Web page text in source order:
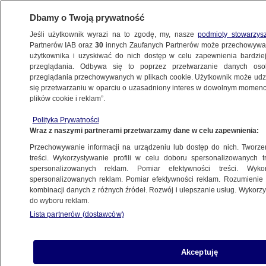
KULTURA I STYL
"Oppenheimera". Nagrody także w rękach
Polaków
Tomasz-Marcin Wrona
18.02.2024, 21:36
Dbamy o Twoją prywatność
Jeśli użytkownik wyrazi na to zgodę, my, naszepodmioty
Partnerów IAB oraz30 innych Zaufanych Partnerów może
użytkownika i uzyskiwać do nich dostęp w celu zapewnienia
przeglądania. Odbywa się to poprzez przetwarzanie danych
przeglądania przechowywanych w plikach cookie. Użytkownik może
się przetwarzaniu w oparciu o uzasadniony interes w dowolnym
plików cookie i reklam”.
Polityka Prywatności
Wraz z naszymi partnerami przetwarzamy dane w celu zapewnienia:
Przechowywanie informacji na urządzeniu lub dostęp do nich.
treści. Wykorzystywanie profili w celu doboru spersonalizowanych
spersonalizowanych reklam. Pomiar efektywności treści.
spersonalizowanych reklam. Pomiar efektywności reklam.
kombinacji danych z różnych źródeł. Rozwój i ulepszanie usług.
do wyboru reklam.
Lista partnerów (dostawców)
Akceptuję